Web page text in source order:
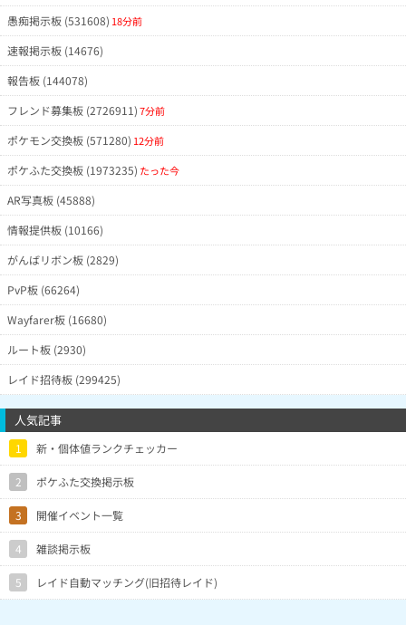
愚痴掲示板 (531608) 18分前
速報掲示板 (14676)
報告板 (144078)
フレンド募集板 (2726911)7分前
ポケモン交換板 (571280) 12分前
ポケふた交換板 (1973235) たった今
AR写真板 (45888)
情報提供板 (10166)
がんばリボン板 (2829)
PvP板 (66264)
Wayfarer板 (16680)
ルート板 (2930)
レイド招待板 (299425)
人気記事
1 新・個体値ランクチェッカー
2 ポケふた交換掲示板
3 開催イベント一覧
4 雑談掲示板
5 レイド自動マッチング(旧招待レイド)